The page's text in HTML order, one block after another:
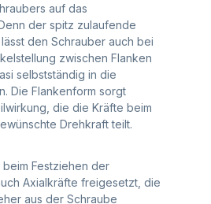
auf das
der spitz zulaufende
den Schrauber auch bei
zwischen Flanken
selbstständig in die
Die Flankenform sorgt
die die Kräfte beim
Drehkraft teilt.
Festziehen der
Axialkräfte freigesetzt, die
aus der Schraube